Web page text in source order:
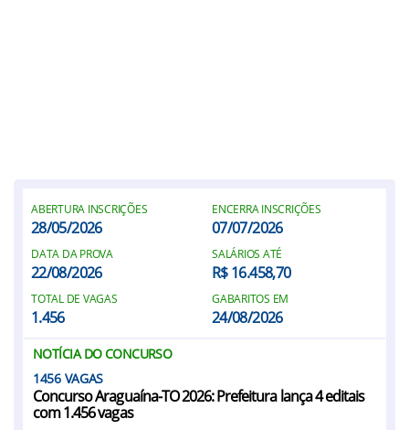
ABERTURA INSCRIÇÕES
28/05/2026
ENCERRA INSCRIÇÕES
07/07/2026
DATA DA PROVA
22/08/2026
SALÁRIOS ATÉ
R$ 16.458,70
TOTAL DE VAGAS
1.456
GABARITOS EM
24/08/2026
NOTÍCIA DO CONCURSO
1456
Concurso Araguaína-TO 2026: Prefeitura lança 4 editais
com 1.456 vagas